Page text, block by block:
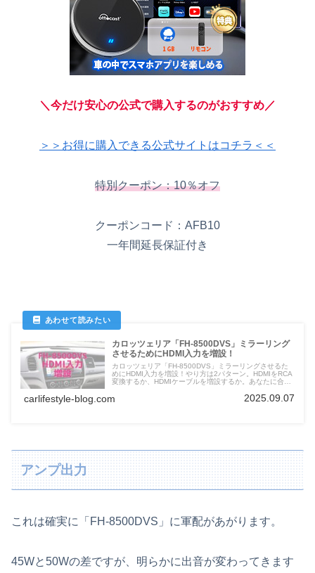
＼今だけ安心の公式で購入するのがおすすめ／
＞＞お得に購入できる公式サイトはコチラ＜＜
特別クーポン：10％オフ
クーポンコード：AFB10
一年間延長保証付き
カロッツェリア「FH-8500DVS」ミラーリング
させるためにHDMI入力を増設！
カロッツェリア「FH-8500DVS」ミラーリングさせるた
めにHDMI入力を増設！やり方は2パターン。HDMIをRCA
変換するか、HDMIケーブルを増設するか。あなたに合っ
ょう。
carlifestyle-blog.com 2025.09.07
アンプ出力
これは確実に「FH-8500DVS」に軍配があがります。
45Wと50Wの差ですが、明らかに出音が変わってきます